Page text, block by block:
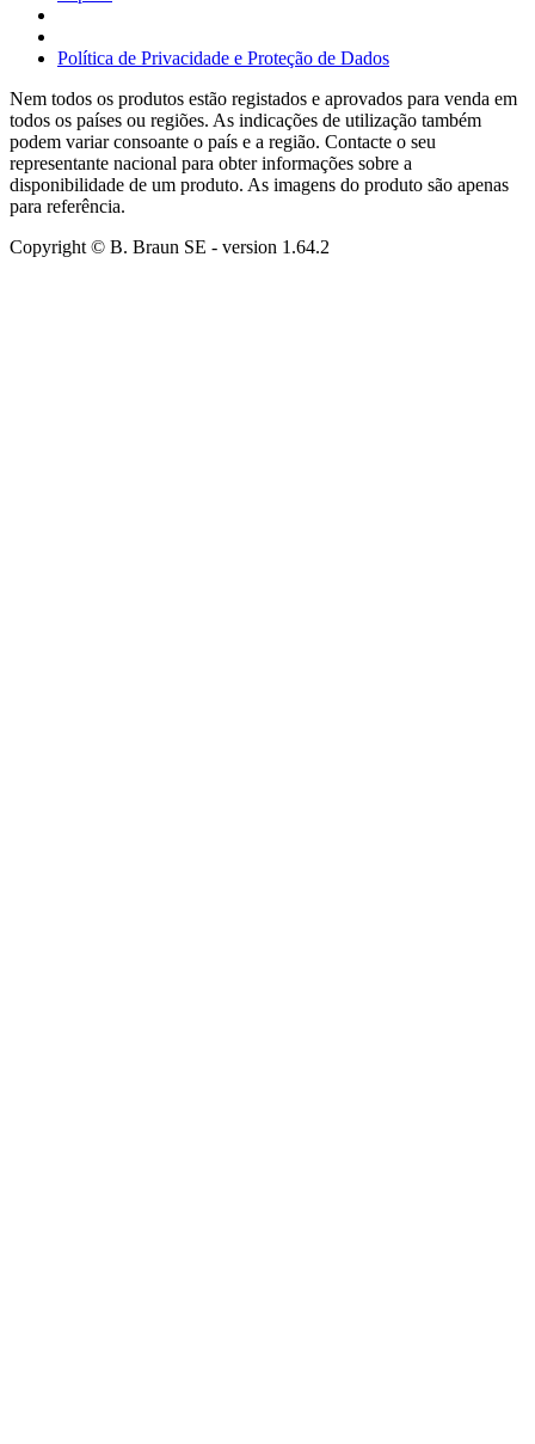
Política de Privacidade e Proteção de Dados
Nem todos os produtos estão registados e aprovados para venda em
todos os países ou regiões. As indicações de utilização também
podem variar consoante o país e a região. Contacte o seu
representante nacional para obter informações sobre a
disponibilidade de um produto. As imagens do produto são apenas
para referência.
Copyright © B. Braun SE - version 1.64.2